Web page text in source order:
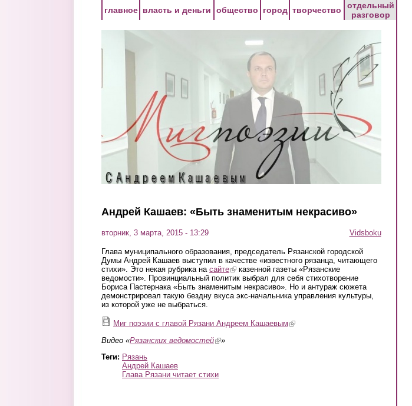
главное власть и деньги общество город творчество
отдельный
разговор
Андрей Кашаев: «Быть знаменитым некрасиво»
вторник, 3 марта, 2015 - 13:29 Vidsboku
Глава муниципального образования, председатель Рязанской городской
Думы Андрей Кашаев выступил в качестве «известного рязанца, читающего
стихи». Это некая рубрика на сайте(link is external)
казенной газеты «Рязанские
ведомости». Провинциальный политик выбрал для себя стихотворение
Бориса Пастернака «Быть знаменитым некрасиво». Но и антураж сюжета
демонстрировал такую бездну вкуса экс-начальника управления культуры,
из которой уже не выбраться.
Миг поэзии с главой Рязани Андреем Кашаевым
Миг поэзии с главой Рязани Андреем Кашаевым (link is external)
Видео «Рязанских ведомостей(link is external)
»
Теги: Рязань
Андрей Кашаев
Глава Рязани читает стихи